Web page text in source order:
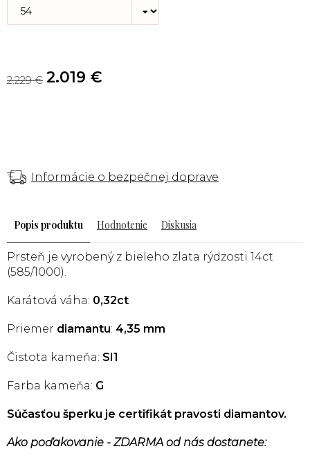
Informácie o bezpečnej doprave
2.229 € 2.019 €
Popis Hodnotenie Diskusia
Prsteň je vyrobený z bieleho zlata rýdzosti 14ct
(585/1000).
Karátová váha: 0,32ct
Priemer diamantu: 4,35 mm
Čistota kameňa: SI1
Farba kameňa: G
Súčasťou šperku je certifikát pravosti diamantov.
Ako poďakovanie - ZDARMA od nás dostanete: